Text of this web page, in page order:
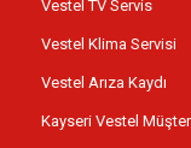
Vestel TV Servis
Vestel Klima Servisi
Vestel Arıza Kaydı
Kayseri Vestel